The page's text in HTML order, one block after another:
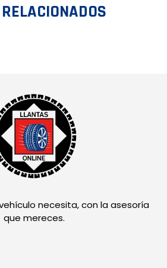
necesita, con la asesoría
que mereces.